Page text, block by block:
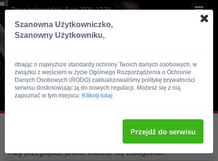
Teraz jest niedziela, 9 sie 2026, 17:30
Skocz do:
Aby przeglądać profile musisz się zalogować.
Szanowna Użytkowniczko,
Szanowny Użytkowniku,
dbając o najwyższe standardy ochrony Twoich danych osobowych, w
związku z wejściem w życie Ogólnego Rozporządzenia o Ochronie
Danych Osobowych (RODO) zaktualizowaliśmy politykę prywatności
serwisu dostosowując ją do nowych regulacji. Możesz się z nią
zapoznać w tym miejscu: Kliknij tutaj
Przejdź do serwisu